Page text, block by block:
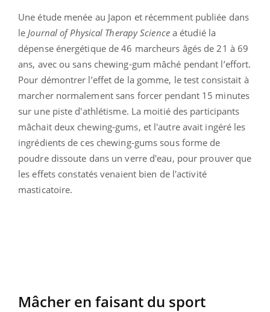
Une étude menée au Japon et récemment publiée dans
leJournal of Physical Therapy Sciencea étudié la
dépense énergétique de 46 marcheurs âgés de 21 à 69
ans, avec ou sans chewing-gum mâché pendant l’effort.
Pour démontrer l’effet de la gomme, le test consistait à
marcher normalement sans forcer pendant 15 minutes
sur une piste d'athlétisme. La moitié des participants
mâchait deux chewing-gums, et l'autre avait ingéré les
ingrédients de ces chewing-gums sous forme de
poudre dissoute dans un verre d'eau, pour prouver que
les effets constatés venaient bien de l'activité
masticatoire.
Mâcher en faisant du sport